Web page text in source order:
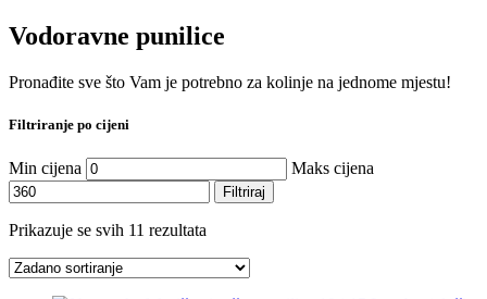
Vodoravne punilice
Pronađite sve što Vam je potrebno za kolinje na jednome mjestu!
Filtriranje po cijeni
Min cijena Maks cijena
Filtriraj
Prikazuje se svih 11 rezultata